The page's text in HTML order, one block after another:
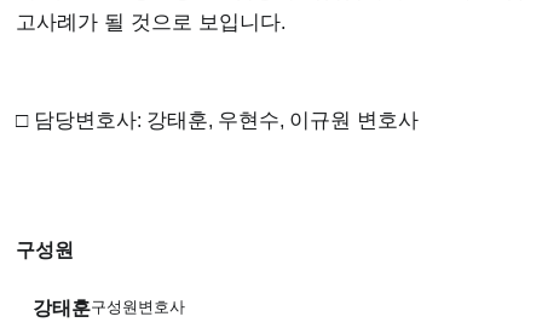
고사례가 될 것으로 보입니다.
​□ 담당변호사: 강태훈, 우현수, 이규원 변호사
구성원
강태훈구성원변호사